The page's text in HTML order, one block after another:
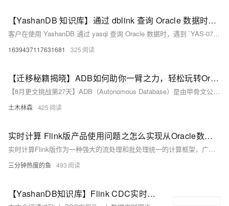
【YashanDB 知识库】通过 dblink 查询 Oracle 数据时报 YAS-07301 异常
客户在使用 YashanDB 通过 yasql 查询 Oracle 数据时，遇到 `YAS-07301 external module timeout` 异常，导致 dblink 功能无法正常使用，影响所有 YashanDB 版本。原因是操作系统资源紧张，无法 fork 新子进程。解决方法包括释放内存、停掉不必要的进程或增大进程数上限。分析发现异常源于 system() 函数调用失败，返回 -1，通常是因为 fork() 失败。未来 YashanDB 将优化日志信息以更好地诊断类似问题。
1639437117631681 325
【迁移秘籍揭晓】ADB如何助你一臂之力，轻松玩转Oracle至ADB的数据大转移？
【8月更文挑战第27天】ADB（Autonomous Database）是由甲骨文公司推出的自动化的数据库服务，它极大简化了数据库的运维工作。在从传统Oracle数据库升级至ADB的过程中，数据迁移至关重要。
土木林森 425
实时计算 Flink版产品使用问题之怎么实现从Oracle数据库读取多个表并将数据写入到Iceberg表
实时计算Flink版作为一种强大的流处理和批处理统一的计算框架，广泛应用于各种需要实时数据处理和分析的场景。实时计算Flink版通常结合SQL接口、DataStream API、以及与上下游数据源和存储系统的丰富连接器，提供了一套全面的解决方案，以应对各种实时计算需求。其低延迟、高吞吐、容错性强的特点，使其成为众多企业和组织实时数据处理首选的技术平台。以下是实时计算Flink版的一些典型使用合集。
三分钟热度的鱼 493
【YashanDB知识库】Flink CDC实时同步Oracle数据到崖山